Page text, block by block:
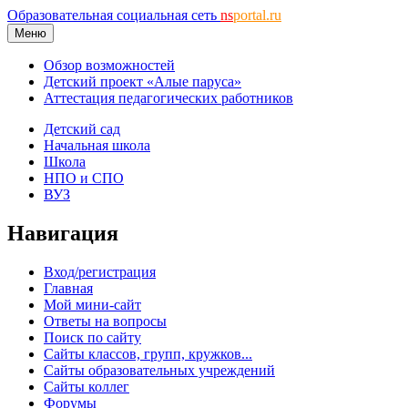
Образовательная социальная сеть nsportal.ru
Меню
Обзор возможностей
Детский проект «Алые паруса»
Аттестация педагогических работников
Детский сад
Начальная школа
Школа
НПО и СПО
ВУЗ
Навигация
Вход/регистрация
Главная
Мой мини-сайт
Ответы на вопросы
Поиск по сайту
Сайты классов, групп, кружков...
Сайты образовательных учреждений
Сайты коллег
Форумы